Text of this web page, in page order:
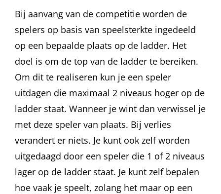
Bij aanvang van de competitie worden de
spelers op basis van speelsterkte ingedeeld
op een bepaalde plaats op de ladder. Het
doel is om de top van de ladder te bereiken.
Om dit te realiseren kun je een speler
uitdagen die maximaal 2 niveaus hoger op de
ladder staat. Wanneer je wint dan verwissel je
met deze speler van plaats. Bij verlies
verandert er niets. Je kunt ook zelf worden
uitgedaagd door een speler die 1 of 2 niveaus
lager op de ladder staat. Je kunt zelf bepalen
hoe vaak je speelt, zolang het maar op een